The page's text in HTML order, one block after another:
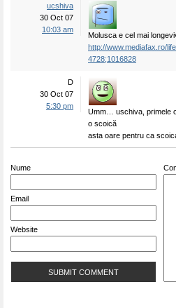
ucshiva
30 Oct 07
10:03 am
Molusca e cel mai
http://www.mediafax.ro/
4728;1016828
D
30 Oct 07
5:30 pm
Umm… uschiva, primele
o scoică
asta oare pentru ca
Nume
Email
Website